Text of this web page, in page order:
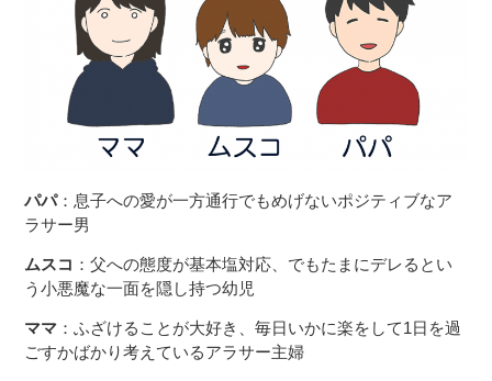
パパ：息子への愛が一方通行でもめげないポジティブなア
ラサー男
ムスコ ：父への態度が基本塩対応、でもたまにデレるとい
う小悪魔な一面を隠し持つ幼児
ママ ：ふざけることが大好き、毎日いかに楽をして1日を過
ごすかばかり考えているアラサー主婦